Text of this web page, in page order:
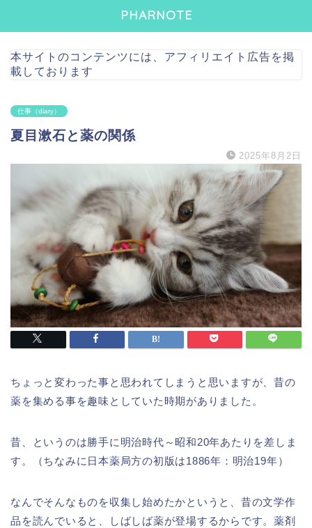
PHARNOTE
本サイトのコンテンツには、アフィリエイト広告を掲
載しております
仕事（diary）
夏目漱石と薬の関係
2025年8月2日
ちょっと変わった事と思われてしまうと思いますが、昔の
薬を集める事を趣味としていた時期がありました。
昔、というのは勝手に明治時代～昭和20年あたりを差しま
す。（ちなみに日本薬局方の初版は1886年：明治19年）
なんでそんなものを収集し始めたかというと、昔の文学作
品を読んでいると、しばしば薬が登場するからです。薬剤